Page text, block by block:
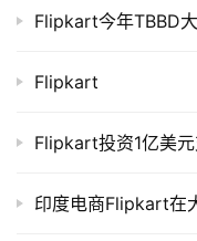
Flipkart今年TBBD
Flipkart
Flipkart投资1亿美
印度电商Flipkart在